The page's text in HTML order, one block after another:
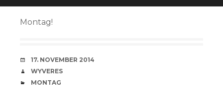
Montag!
VERABREDUNG
17. NOVEMBER 2014
VERFASSER
WYVERES
CATEGORIES
MONTAG